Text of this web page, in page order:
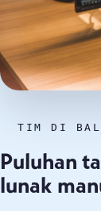
TIM DI
Puluhan
lunak